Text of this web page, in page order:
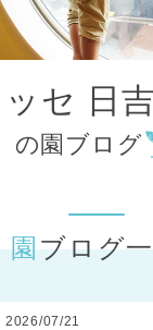
都道
から探
ッセ 日
の園ブログ
園ブログ
2026/07/21